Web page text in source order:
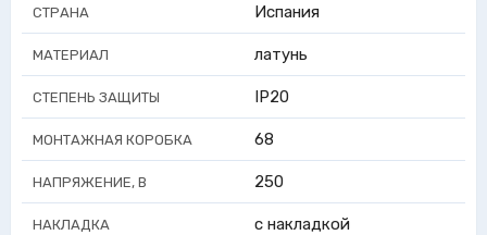
СТРАНА Испания
МАТЕРИАЛ латунь
СТЕПЕНЬ ЗАЩИТЫ IP20
МОНТАЖНАЯ КОРОБКА 68
НАПРЯЖЕНИЕ, В 250
НАКЛАДКА с накладкой